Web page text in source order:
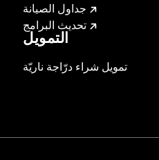
جداول الصيانة
تحديث البرامج
التمويل
تمويل شراء درّاجة ناريّة